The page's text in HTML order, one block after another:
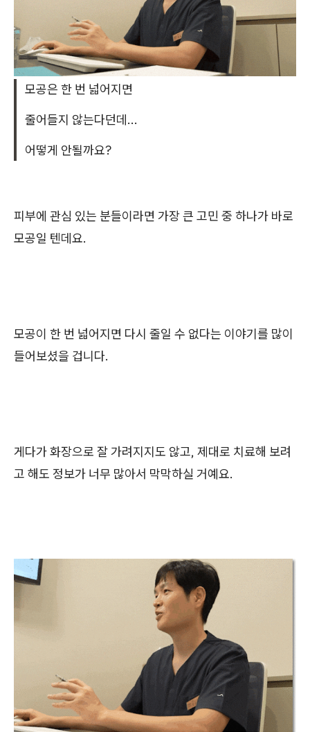
모공은 한 번 넓어지면
줄어들지 않는다던데...
어떻게 안될까요?
피부에 관심 있는 분들이라면 가장 큰 고민 중 하나가 바로
모공일 텐데요.
모공이 한 번 넓어지면 다시 줄일 수 없다는 이야기를 많이
들어보셨을 겁니다.
게다가 화장으로 잘 가려지지도 않고, 제대로 치료해 보려
고 해도 정보가 너무 많아서 막막하실 거예요.